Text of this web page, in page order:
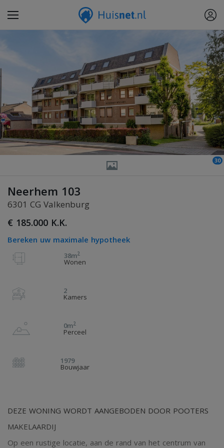
30
Neerhem 103
6301 CG Valkenburg
€ 185.000 K.K.
Bereken uw maximale hypotheek
38m2
Wonen
2
Kamers
0m2
Perceel
1979
Bouwjaar
DEZE WONING WORDT AANGEBODEN DOOR POOTERS
MAKELAARDIJ
Op een rustige locatie, aan de rand van het centrum van